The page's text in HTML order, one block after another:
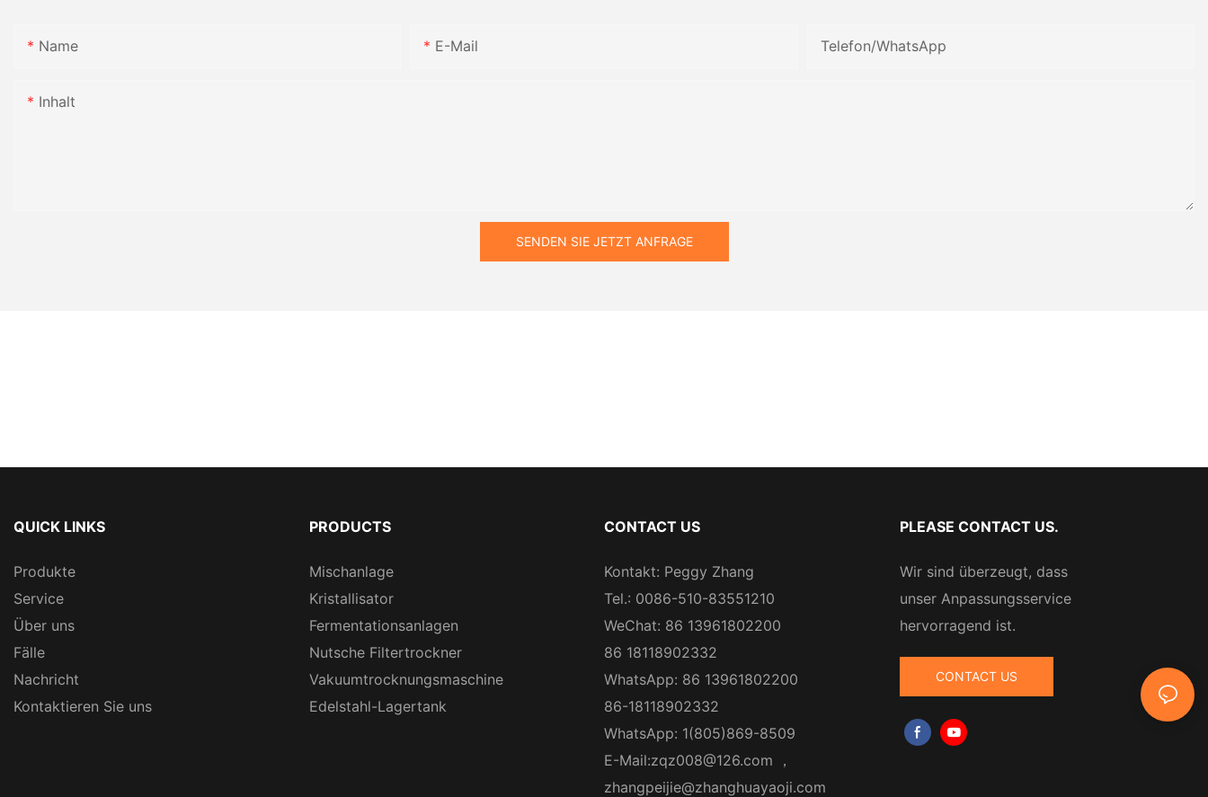
Name E-Mail Telefon/WhatsApp
Inhalt
SENDEN SIE JETZT ANFRAGE
QUICK LINKS
Produkte
Service
Über uns
Fälle
Nachricht
Kontaktieren Sie uns
PRODUCTS
Mischanlage
Kristallisator
Fermentationsanlagen
Nutsche Filtertrockner
Vakuumtrocknungsmaschine
Edelstahl-Lagertank
CONTACT US
Kontakt: Peggy Zhang
Tel.: 0086-510-83551210
WeChat: 86 13961802200
86 18118902332
WhatsApp: 86 13961802200
86-18118902332
WhatsApp: 1(805)869-8509
E-Mail:zqz008@126.com ，
zhangpeijie@zhanghuayaoji.com
PLEASE CONTACT US.
Wir sind überzeugt, dass
unser Anpassungsservice
hervorragend ist.
CONTACT US